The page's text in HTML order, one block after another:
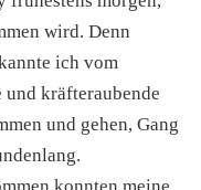
wird. Denn
ich vom
und kräfteraubende
und gehen, Gang